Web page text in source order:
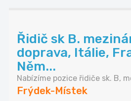
Řidič sk B.
doprava, Itálie,
Něm...
Nabízíme pozice řidiče sk. B,
Frýdek-Místek